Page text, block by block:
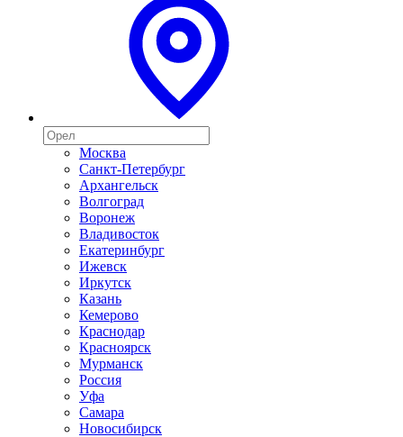
Москва
Санкт-Петербург
Архангельск
Волгоград
Воронеж
Владивосток
Екатеринбург
Ижевск
Иркутск
Казань
Кемерово
Краснодар
Красноярск
Мурманск
Россия
Уфа
Самара
Новосибирск